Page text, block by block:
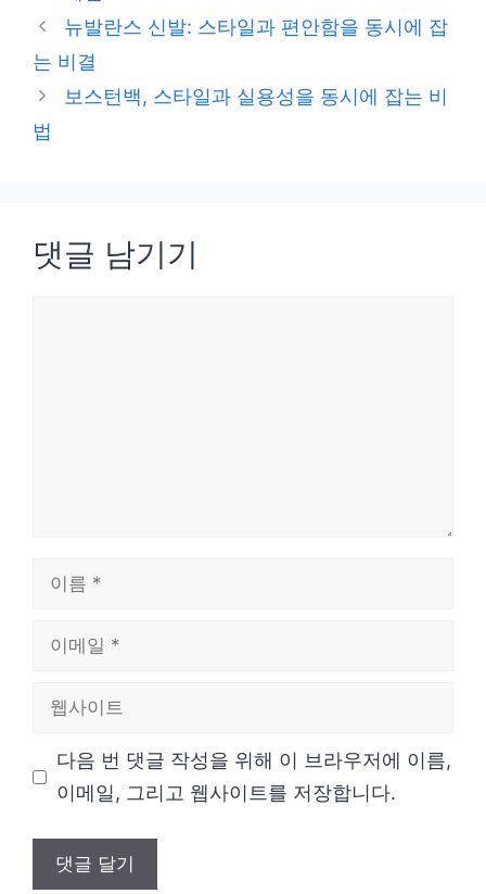
테
리
뉴발란스 신발: 스타일과 편안함을 동시에 잡
는 비결
보스턴백, 스타일과 실용성을 동시에 잡는 비
법
댓글 남기기
다음 번 댓글 작성을 위해 이 브라우저에 이름,
이메일, 그리고 웹사이트를 저장합니다.